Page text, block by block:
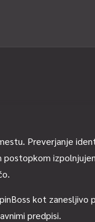
Preverjanje
kot
predpisi.